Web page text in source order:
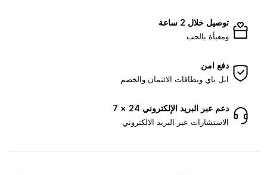
توصيل خلال 2 ساعة
ومعبأة بالحب
دفع امن
ابل باي وبطاقات الائتمان والخصم
دعم عبر البريد الإلكتروني 24 × 7
الاستشارات عبر البريد الالكتروني